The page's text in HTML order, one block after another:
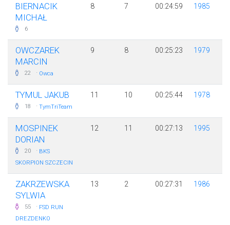
BIERNACIK
MICHAŁ
6
8 7 00:24:59 1985
OWCZAREK
MARCIN
22 · Owca
9 8 00:25:23 1979
TYMUL JAKUB
18 · TymTriTeam
11 10 00:25:44 1978
MOSPINEK
DORIAN
20 · BKS
SKORPION SZCZECIN
12 11 00:27:13 1995
ZAKRZEWSKA
SYLWIA
55 · FSD RUN
DREZDENKO
13 2 00:27:31 1986